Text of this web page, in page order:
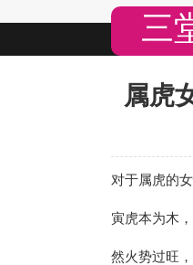
三
属虎
对于属虎的
寅虎本为木
然火势过旺